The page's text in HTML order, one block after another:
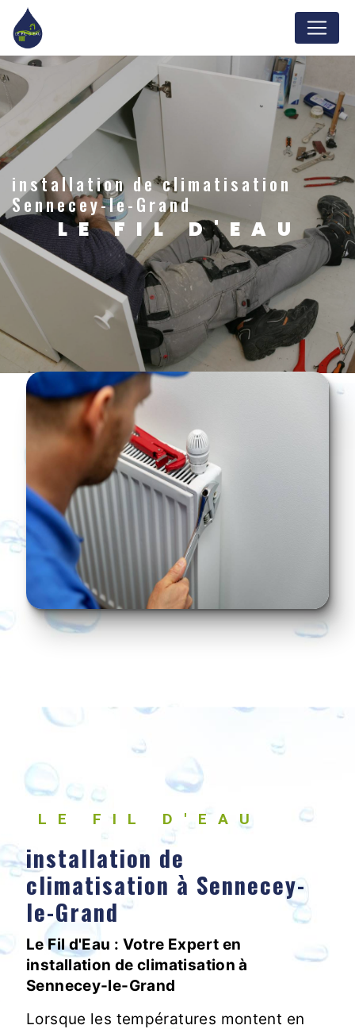
installation de climatisation
Sennecey-le-Grand
LE FIL D'EAU
LE FIL D'EAU
installation de
climatisation à Sennecey-
le-Grand
Le Fil d'Eau : Votre Expert en
installation de climatisation à
Sennecey-le-Grand
Lorsque les températures montent en
Panneau de gestion des cookies